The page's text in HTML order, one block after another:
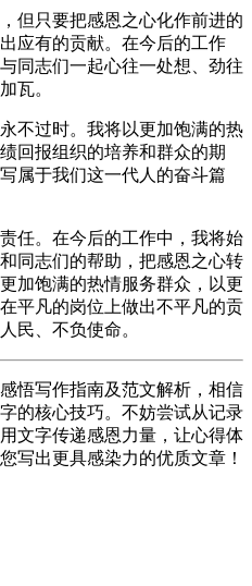
但只要把感恩之心化作前进的
应有的贡献。在今后的工作
同志们一起心往一处想、劲往
瓦。
不过时。我将以更加饱满的热
回报组织的培养和群众的期
属于我们这一代人的奋斗篇
任。在今后的工作中，我将始
同志们的帮助，把感恩之心转
加饱满的热情服务群众，以更
平凡的岗位上做出不平凡的贡
民、不负使命。
悟写作指南及范文解析，相信
的核心技巧。不妨尝试从记录
文字传递感恩力量，让心得体
写出更具感染力的优质文章！